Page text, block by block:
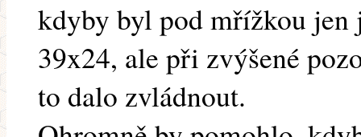
kdyby byl pod mřížkou jen
39x24, ale při zvýšené
to dalo zvládnout.